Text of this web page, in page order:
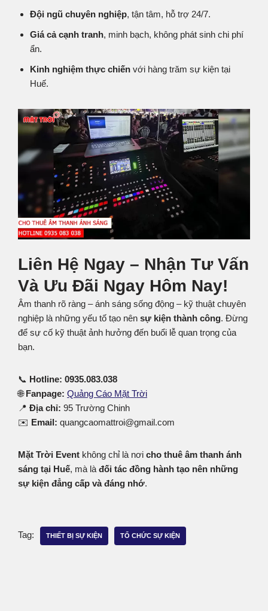
Đội ngũ chuyên nghiệp, tận tâm, hỗ trợ 24/7.
Giá cả cạnh tranh, minh bạch, không phát sinh chi phí
ẩn.
Kinh nghiệm thực chiến với hàng trăm sự kiện tại
Huế.
Liên Hệ Ngay – Nhận Tư Vấn
Và Ưu Đãi Ngay Hôm Nay!
Âm thanh rõ ràng – ánh sáng sống động – kỹ thuật chuyên
nghiệp là những yếu tố tạo nên sự kiện thành công. Đừng
để sự cố kỹ thuật ảnh hưởng đến buổi lễ quan trọng của
bạn.
📞 Hotline: 0935.083.038
🌐Fanpage: Quảng Cáo Mặt Trời
📍 Địa chỉ: 95 Trường Chinh
✉️ Email: quangcaomattroi@gmail.com
Mặt Trời Event không chỉ là nơi cho thuê âm thanh ánh
sáng tại Huế, mà là đối tác đồng hành tạo nên những
sự kiện đẳng cấp và đáng nhớ.
Tag: THIẾT BỊ SỰ KIỆN TỔ CHỨC SỰ KIỆN